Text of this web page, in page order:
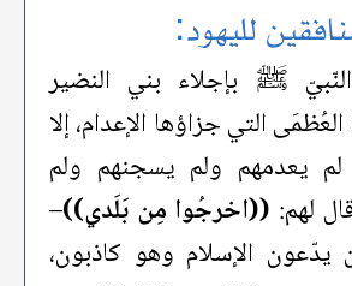
لليهود:
ﷺ بإجلاء بني النضير
التي جزاؤها الإعدام، إلا
يعدمهم ولم يسجنهم ولم
لهم: ((اخرجُوا مِن بَلَدي))–
الإسلام وهو كاذبون،